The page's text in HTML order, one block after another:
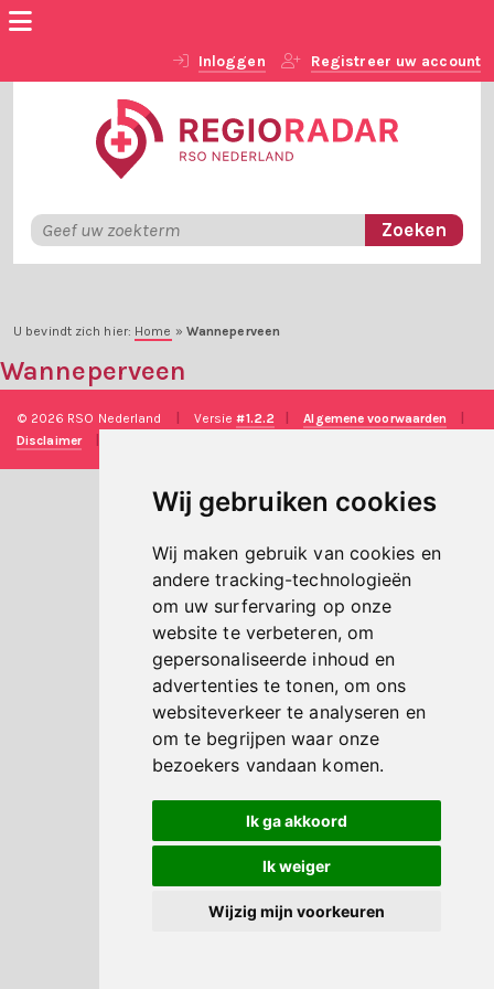
Wij gebruiken cookies
Wij maken gebruik van cookies en
andere tracking-technologieën
om uw surfervaring op onze
website te verbeteren, om
gepersonaliseerde inhoud en
advertenties te tonen, om ons
websiteverkeer te analyseren en
om te begrijpen waar onze
bezoekers vandaan komen.
Ik ga akkoord
Ik weiger
Wijzig mijn voorkeuren
Inloggen Registreer uw account
U bevindt zich hier: Home » Wanneperveen
Wanneperveen
© 2026 RSO Nederland Versie#1.2.2 Algemene voorwaarden
Disclaimer